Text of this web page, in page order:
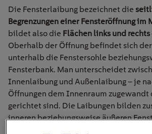
Die Fensterlaibung bezeichnet die
Begrenzungen einer Fensteröffnung im
bildet also die Flächen links und rechts
Oberhalb der Öffnung befindet sich
unterhalb die Fenstersohle
Fensterbank. Man unterscheidet
Innenlaibung und Außenlaibung – je
Öffnungen dem Innenraum zugewandt
gerichtet sind. Die Laibungen bilden
inneren beziehungsweise äußeren